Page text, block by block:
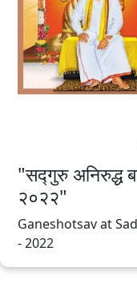
"सद्‍गुरु अनिरुद्ध
२०२२"
Ganeshotsav at
- 2022